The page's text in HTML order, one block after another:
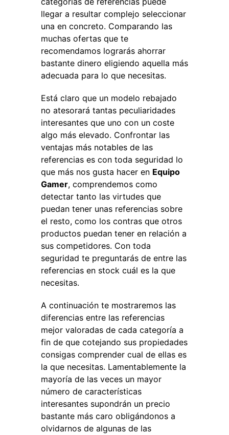
llegar a resultar complejo seleccionar
una en concreto. Comparando las
muchas ofertas que te
recomendamos lograrás ahorrar
bastante dinero eligiendo aquella más
adecuada para lo que necesitas.
Está claro que un modelo rebajado
no atesorará tantas peculiaridades
interesantes que uno con un coste
algo más elevado. Confrontar las
ventajas más notables de las
referencias es con toda seguridad lo
que más nos gusta hacer en Equipo
Gamer, comprendemos como
detectar tanto las virtudes que
puedan tener unas referencias sobre
el resto, como los contras que otros
productos puedan tener en relación a
sus competidores. Con toda
seguridad te preguntarás de entre las
referencias en stock cuál es la que
necesitas.
A continuación te mostraremos las
diferencias entre las referencias
mejor valoradas de cada categoría a
fin de que cotejando sus propiedades
consigas comprender cual de ellas es
la que necesitas. Lamentablemente la
mayoría de las veces un mayor
número de características
interesantes supondrán un precio
bastante más caro obligándonos a
olvidarnos de algunas de las